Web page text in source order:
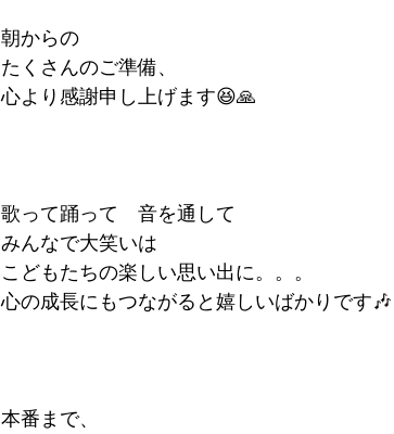
朝からの
たくさんのご準備、
心より感謝申し上げます😆🙏
歌って踊って　音を通して
みんなで大笑いは
こどもたちの楽しい思い出に。。。
心の成長にもつながると嬉しいばかりです🎶
本番まで、